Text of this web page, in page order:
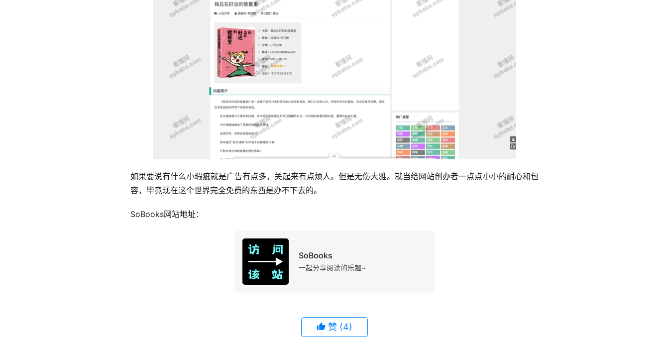
如果要说有什么小瑕疵就是广告有点多，关起来有点烦人。但是无伤大雅。就当给网站创办者一点点小小的耐心和包
容，毕竟现在这个世界完全免费的东西是办不下去的。
SoBooks网站地址：
SoBooks
一起分享阅读的乐趣~
赞 (4)